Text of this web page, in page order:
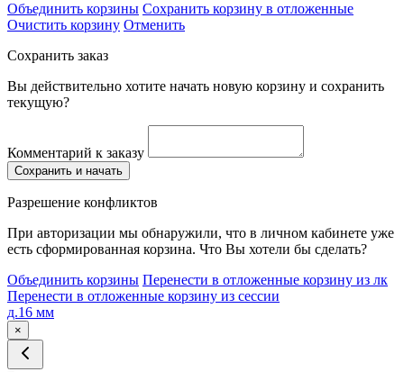
Объединить корзины Сохранить корзину в отложенные
Очистить корзину Отменить
Сохранить заказ
Вы действительно хотите начать новую корзину и сохранить
текущую?
Комментарий к заказу
Сохранить и начать
Разрешение конфликтов
При авторизации мы обнаружили, что в личном кабинете уже
есть сформированная корзина. Что Вы хотели бы сделать?
Объединить корзины Перенести в отложенные корзину из лк
Перенести в отложенные корзину из сессии
д.16 мм
×